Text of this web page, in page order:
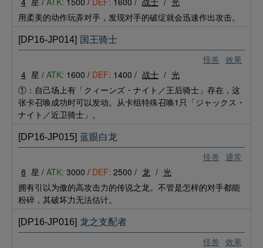
用柔美的动作玩弄对手，发现对手的破绽就会迅速作出攻击。
怪兽 效果
[DP16-JP014] 国王骑士
4 星 / ATK: 1600 / DEF: 1400 / 战士 / 光
①：自己场上有「クィーンズ・ナイト／王后骑士」存在，这
张卡召唤成功时可以发动。从卡组特殊召唤1只「ジャックス・
ナイト／近卫骑士」。
怪兽 通常
[DP16-JP015] 蓝眼白龙
8 星 / ATK: 3000 / DEF: 2500 / 龙 / 光
拥有引以为傲的高攻击力的传说之龙。不管是怎样的对手都能
粉碎，其破坏力无法估计。
怪兽 效果
[DP16-JP016] 龙之支配者